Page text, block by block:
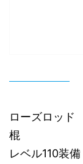
ローズロッド
棍
レベル110装備